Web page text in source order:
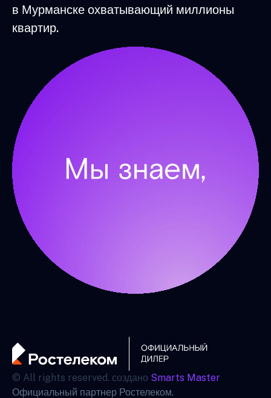
в Мурманске охватывающий миллионы
квартир.
© All rights reserved. создано Smarts Master
Официальный партнер Ростелеком.